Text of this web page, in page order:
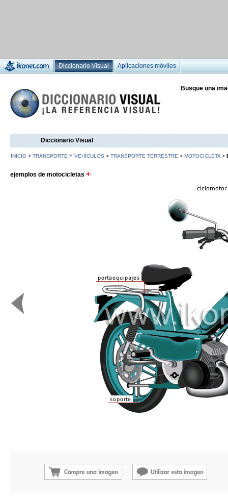
Diccionario Visual Aplicaciones móviles
Busque una
Diccionario Visual
INICIO > TRANSPORTE Y VEHÍCULOS > TRANSPORTE TERRESTRE > MOTOCICLETA >
ejemplos de motocicletas